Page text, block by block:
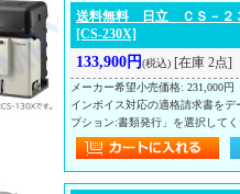
送料無料 日立 ＣＳ－
[CS-230X]
133,900円(税込) [在庫 2点]
メーカー希望小売価格: 231,000円
インボイス対応の適格請求書を
プション:書類発行」を選択して